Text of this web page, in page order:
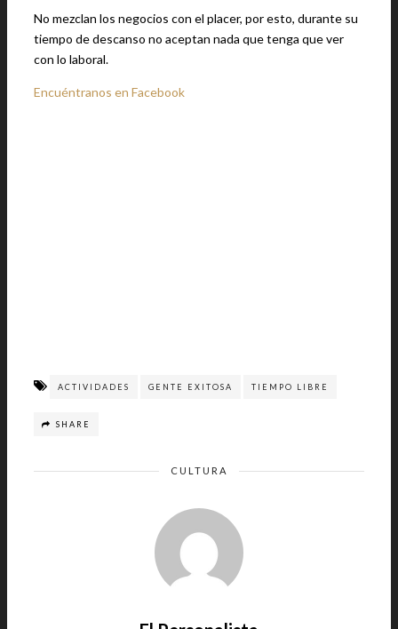
No mezclan los negocios con el placer, por esto, durante su
tiempo de descanso no aceptan nada que tenga que ver
con lo laboral.
Encuéntranos en Facebook
ACTIVIDADES GENTE EXITOSA TIEMPO LIBRE
SHARE
CULTURA